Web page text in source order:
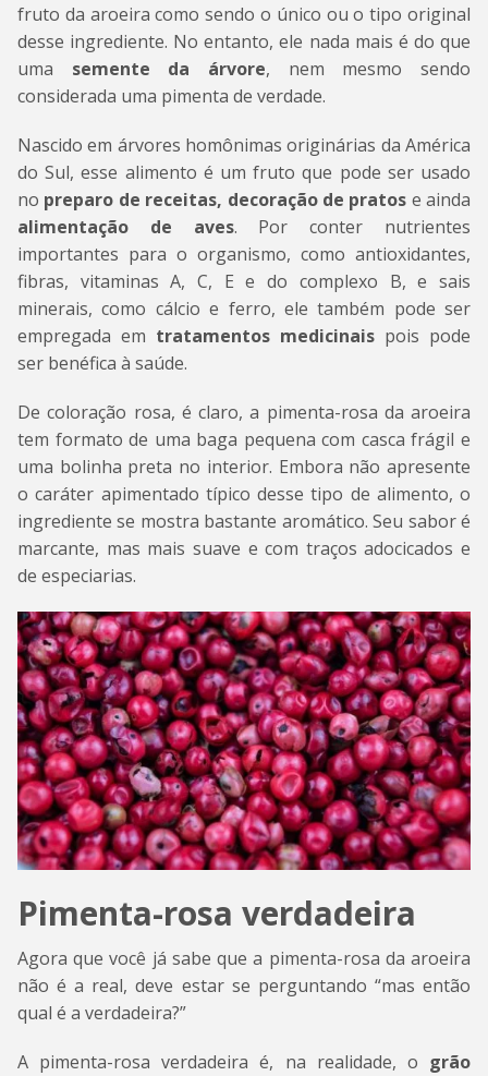
fruto da aroeira como sendo o único ou o tipo original
desse ingrediente. No entanto, ele nada mais é do que
uma semente da árvore, nem mesmo sendo
considerada uma pimenta de verdade.
Nascido em árvores homônimas originárias da América
do Sul, esse alimento é um fruto que pode ser usado
no preparo de receitas, decoração de pratos e ainda
alimentação de aves. Por conter nutrientes
importantes para o organismo, como antioxidantes,
fibras, vitaminas A, C, E e do complexo B, e sais
minerais, como cálcio e ferro, ele também pode ser
empregada em tratamentos medicinais pois pode
ser benéfica à saúde.
De coloração rosa, é claro, a pimenta-rosa da aroeira
tem formato de uma baga pequena com casca frágil e
uma bolinha preta no interior. Embora não apresente
o caráter apimentado típico desse tipo de alimento, o
ingrediente se mostra bastante aromático. Seu sabor é
marcante, mas mais suave e com traços adocicados e
de especiarias.
Pimenta-rosa verdadeira
Agora que você já sabe que a pimenta-rosa da aroeira
não é a real, deve estar se perguntando “mas então
qual é a verdadeira?”
A pimenta-rosa verdadeira é, na realidade, o grão